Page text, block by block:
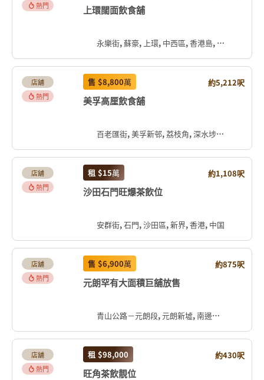
熱門
上環闊面飲食舖
永樂街, 蘇豪, 上環, 中西區, 香港島, 香港, 中国
店舖
熱門
售 $8,800萬 約5,212呎
美孚高厘飲食舖
百老匯街, 美孚新邨, 荔枝角, 深水埗區, 九龍, 香港, 中国
店舖
熱門
租 $15萬 約1,108呎
沙田石門旺爆茶飲位
安群街, 石門, 沙田區, 新界, 香港, 中国
店舖
熱門
售 $6,900萬 約875呎
元朗罕有大面積巨舖放售
青山公路－元朗段, 元朗新墟, 南邊圍, 元朗區, 新界, 香港, 中国
店舖
熱門
租 $98,000 約430呎
旺角茶飲靚位